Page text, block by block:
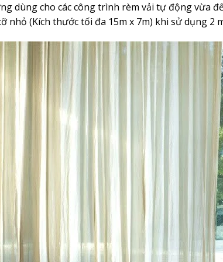
dùng cho các công trình rèm vải tự động vừa
nhỏ (Kích thước tối đa 15m x 7m) khi sử dụng 2